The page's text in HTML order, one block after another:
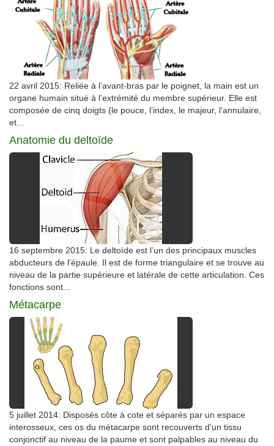
22 avril 2015: Reliée à l’avant-bras par le poignet, la main est un
organe humain situé à l’extrémité du membre supérieur. Elle est
composée de cinq doigts (le pouce, l’index, le majeur, l’annulaire,
et...
Anatomie du deltoïde
16 septembre 2015: Le deltoïde est l’un des principaux muscles
abducteurs de l’épaule. Il est de forme triangulaire et se trouve au
niveau de la partie supérieure et latérale de cette articulation. Ces
fonctions sont...
Métacarpe
5 juillet 2014: Disposés côte à cote et séparés par un espace
interosseux, ces os du métacarpe sont recouverts d’un tissu
conjonctif au niveau de la paume et sont palpables au niveau du